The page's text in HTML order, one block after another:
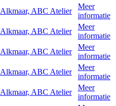
Alkmaar, ABC Atelier
Meer
informatie
Alkmaar, ABC Atelier
Meer
informatie
Alkmaar, ABC Atelier
Meer
informatie
Alkmaar, ABC Atelier
Meer
informatie
Alkmaar, ABC Atelier
Meer
informatie